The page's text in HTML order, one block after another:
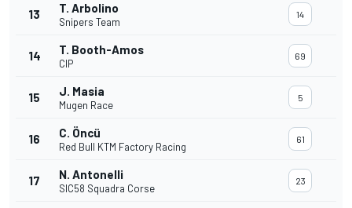
13 T. Arbolino
Snipers Team
14
14 T. Booth-Amos
CIP
69
15 J. Masia
Mugen Race
5
16 C. Öncü
Red Bull KTM Factory Racing
61
17 N. Antonelli
SIC58 Squadra Corse
23